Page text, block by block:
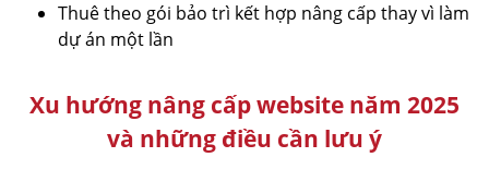
Thuê theo gói bảo trì kết hợp nâng cấp thay vì làm
dự án một lần
Xu hướng nâng cấp website năm 2025
và những điều cần lưu ý